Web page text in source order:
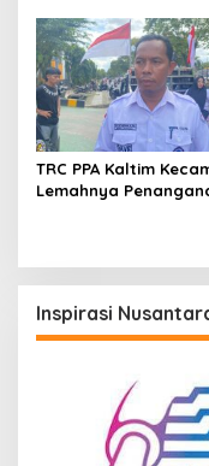
Ini Langkah Disdikbud
Samarinda
TRC PPA Kaltim
Lemahnya
Inspirasi